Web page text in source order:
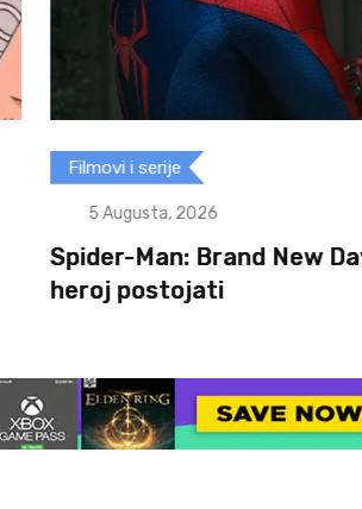
i serije
Augusta, 2026
Man: Brand New Day: Može li
postojati